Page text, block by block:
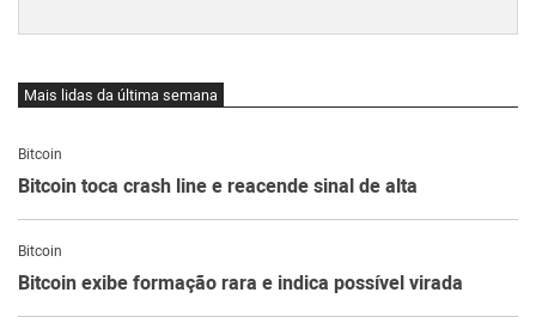
Mais lidas da última semana
Bitcoin
Bitcoin toca crash line e reacende sinal de alta
Bitcoin
Bitcoin exibe formação rara e indica possível virada